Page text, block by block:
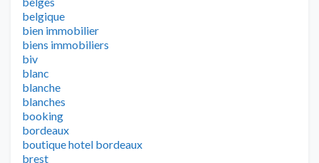
belgique
bien immobilier
biens immobiliers
biv
blanc
blanche
blanches
booking
bordeaux
boutique hotel bordeaux
brest